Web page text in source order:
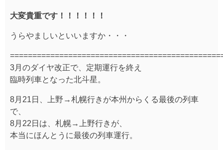
大変貴重です！！！！！！
うらやましいといいますか・・・
3月のダイヤ改正で、定期運行を終え
臨時列車となった北斗星。
8月21日、上野→札幌行きが本州からくる最後の列車
で、
8月22日は、札幌→上野行きが、
本当にほんとうに最後の列車運行。